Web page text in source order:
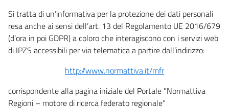
Si tratta di un’informativa per la protezione dei dati personali
resa anche ai sensi dell’art. 13 del Regolamento UE 2016/679
(d’ora in poi GDPR) a coloro che interagiscono con i servizi web
di IPZS accessibili per via telematica a partire dall’indirizzo:
http://www.normattiva.it/mfr
corrispondente alla pagina iniziale del Portale "Normattiva
Regioni – motore di ricerca federato regionale"